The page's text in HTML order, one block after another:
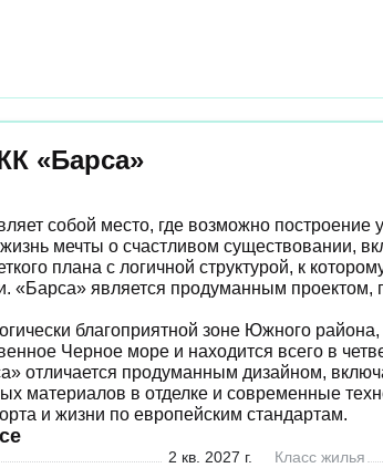
«Барса»
собой место, где возможно построение
мечты о счастливом существовании,
плана с логичной структурой, к
«Барса» является продуманным
благоприятной зоне Южного
Черное море и находится всего в
отличается продуманным дизайном,
материалов в отделке и современные
и жизни по европейским стандартам.
2 кв. 2027 г. Класс жилья